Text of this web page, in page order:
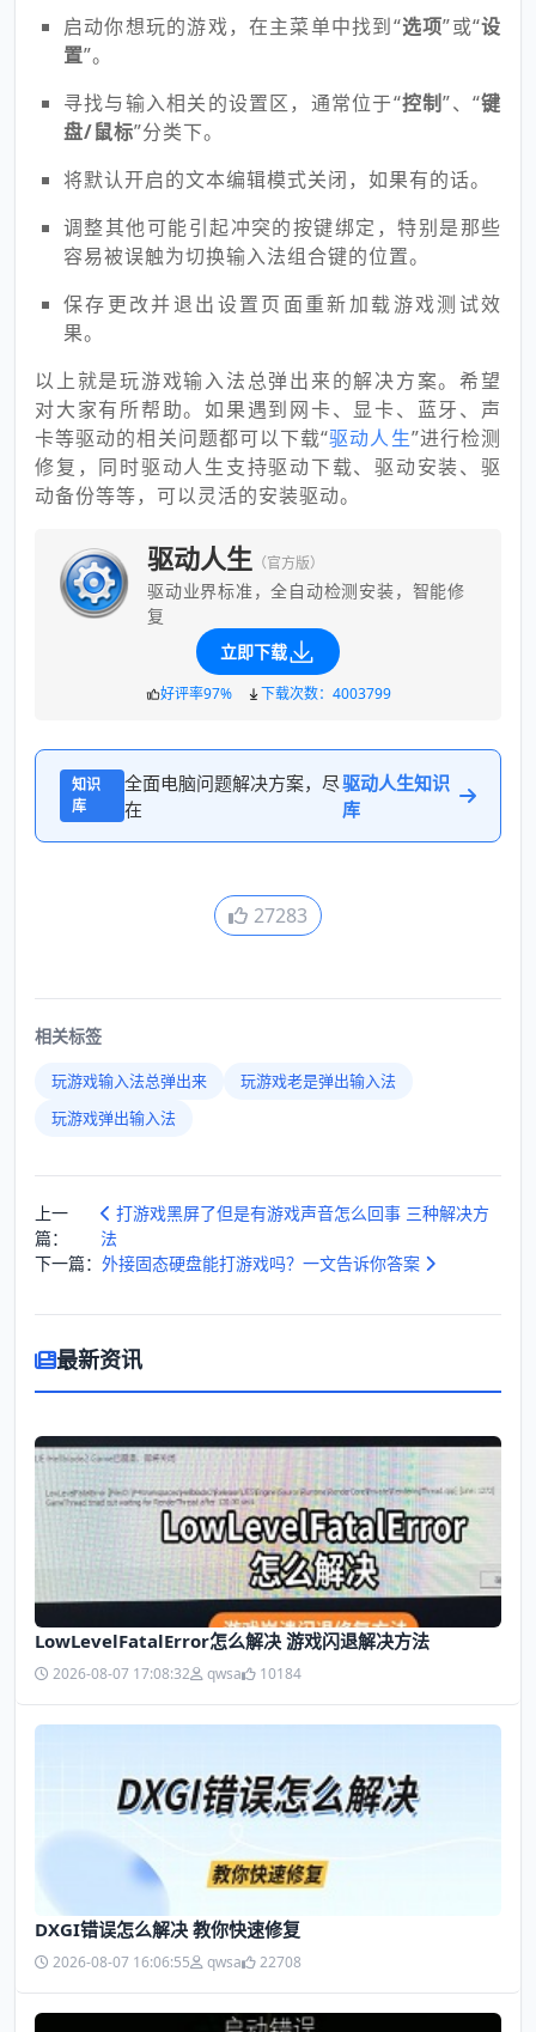
启动你想玩的游戏，在主菜单中找到“选项”或“设
置”。
寻找与输入相关的设置区，通常位于“控制”、“键
盘/鼠标”分类下。
将默认开启的文本编辑模式关闭，如果有的话。
调整其他可能引起冲突的按键绑定，特别是那些
容易被误触为切换输入法组合键的位置。
保存更改并退出设置页面重新加载游戏测试效
果。
以上就是玩游戏输入法总弹出来的解决方案。希望
对大家有所帮助。如果遇到网卡、显卡、蓝牙、声
卡等驱动的相关问题都可以下载“驱动人生”进行检测
修复，同时驱动人生支持驱动下载、驱动安装、驱
动备份等等，可以灵活的安装驱动。
驱动人生 （官方版）
驱动业界标准，全自动检测安装，智能修
复
立即下载
好评率97% 下载次数：4003799
知识
库
全面电脑问题解决方案，尽
在
驱动人生知识
库
27283
相关标签
玩游戏输入法总弹出来
玩游戏老是弹出输入法
玩游戏弹出输入法
上一
篇：
打游戏黑屏了但是有游戏声音怎么回事 三种解决方
法
下一篇： 外接固态硬盘能打游戏吗？一文告诉你答案
最新资讯
LowLevelFatalError怎么解决 游戏闪退解决方法
2026-08-07 17:08:32 qwsa 10184
DXGI错误怎么解决 教你快速修复
2026-08-07 16:06:55 qwsa 22708